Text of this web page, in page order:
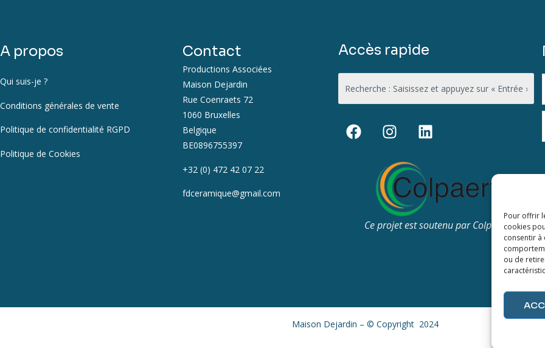
Pour offrir
cookies
consentir à
ou de
A propos
Qui suis-je ?
Conditions générales de vente
Politique de confidentialité RGPD
Politique de Cookies
Contact
Productions Associées
Maison Dejardin
Rue Coenraets 72
1060 Bruxelles
Belgique
BE0896755397
+32 (0) 472 42 07 22
fdceramique@gmail.com
Accès rapide
Ce projet est soutenu par Colpaert
Maison Dejardin – © Copyright 2024